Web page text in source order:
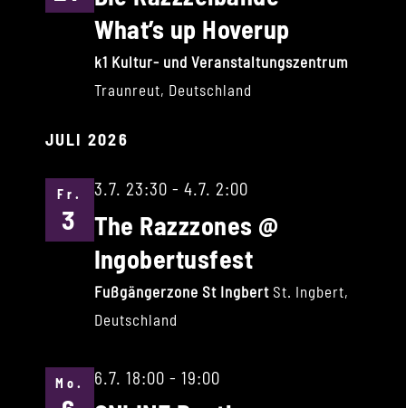
What’s up Hoverup
k1 Kultur- und Veranstaltungszentrum
Traunreut, Deutschland
JULI 2026
Fr.
3
3.7. 23:30 - 4.7. 2:00
The Razzzones @
Ingobertusfest
Fußgängerzone St Ingbert St. Ingbert,
Deutschland
Mo. 6.7. 18:00 - 19:00